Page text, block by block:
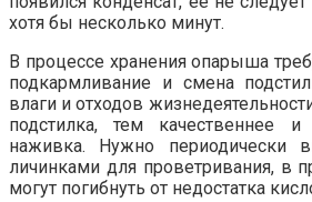
хотя бы несколько минут.
В процессе хранения опарыша
подкармливание и смена
влаги и отходов
подстилка, тем качественнее и
наживка. Нужно периодически
личинками для проветривания, в
могут погибнуть от недостатка